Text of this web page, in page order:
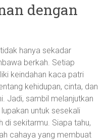
dengan
hanya sekadar
berkah. Setiap
keindahan kaca patri
kehidupan, cinta, dan
Jadi, sambil melanjutkan
untuk sesekali
di sekitarmu. Siapa tahu,
cahaya yang membuat